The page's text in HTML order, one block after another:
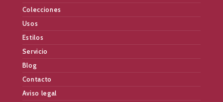
Colecciones
Usos
Estilos
Servicio
Blog
Contacto
Aviso legal